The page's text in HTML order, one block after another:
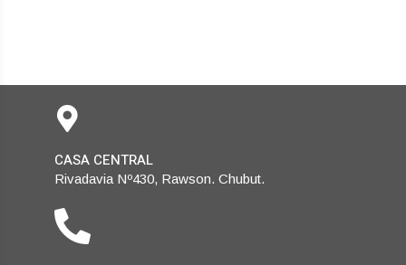
CASA CENTRAL
Rivadavia Nº430, Rawson. Chubut.